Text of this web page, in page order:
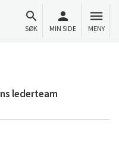
SØK MIN SIDE MENY
lederteam